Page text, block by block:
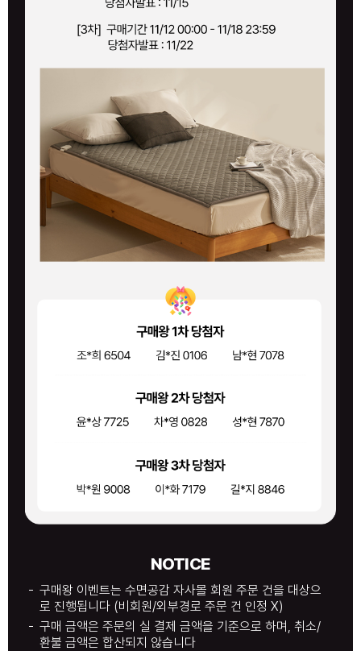
NOTICE
구매왕 이벤트는 수면공감 자사몰 회원 주문 건을 대상으
로 진행됩니다 (비회원/외부경로 주문 건 인정 X)
구매 금액은 주문의 실 결제 금액을 기준으로 하며, 취소/
환불 금액은 합산되지 않습니다